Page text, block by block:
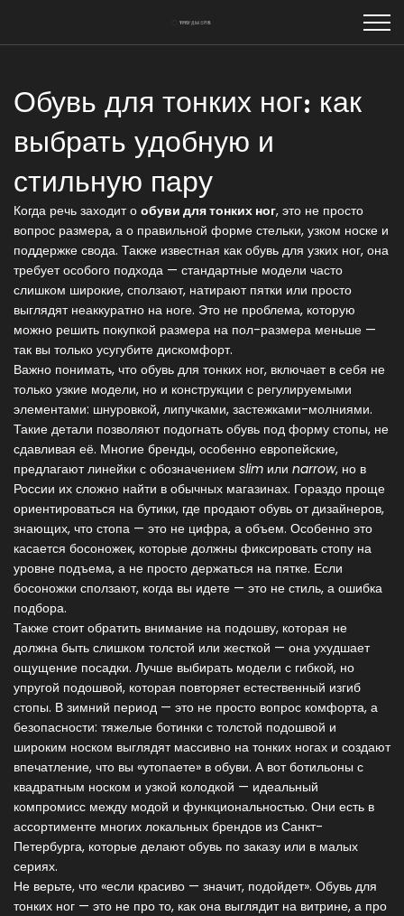
Обувь для тонких ног: как
выбрать удобную и
стильную пару
Когда речь заходит о обуви для тонких ног, это не просто
вопрос размера, а о правильной форме стельки, узком носке и
поддержке свода. Также известная как обувь для узких ног, она
требует особого подхода — стандартные модели часто
слишком широкие, сползают, натирают пятки или просто
выглядят неаккуратно на ноге. Это не проблема, которую
можно решить покупкой размера на пол-размера меньше —
так вы только усугубите дискомфорт.
Важно понимать, что обувь для тонких ног, включает в себя не
только узкие модели, но и конструкции с регулируемыми
элементами: шнуровкой, липучками, застежками-молниями.
Такие детали позволяют подогнать обувь под форму стопы, не
сдавливая её. Многие бренды, особенно европейские,
предлагают линейки с обозначением slim или narrow, но в
России их сложно найти в обычных магазинах. Гораздо проще
ориентироваться на бутики, где продают обувь от дизайнеров,
знающих, что стопа — это не цифра, а объем. Особенно это
касается босоножек, которые должны фиксировать стопу на
уровне подъема, а не просто держаться на пятке. Если
босоножки сползают, когда вы идете — это не стиль, а ошибка
подбора.
Также стоит обратить внимание на подошву, которая не
должна быть слишком толстой или жесткой — она ухудшает
ощущение посадки. Лучше выбирать модели с гибкой, но
упругой подошвой, которая повторяет естественный изгиб
стопы. В зимний период — это не просто вопрос комфорта, а
безопасности: тяжелые ботинки с толстой подошвой и
широким носком выглядят массивно на тонких ногах и создают
впечатление, что вы «утопаете» в обуви. А вот ботильоны с
квадратным носком и узкой колодкой — идеальный
компромисс между модой и функциональностью. Они есть в
ассортименте многих локальных брендов из Санкт-
Петербурга, которые делают обувь по заказу или в малых
сериях.
Не верьте, что «если красиво — значит, подойдет». Обувь для
тонких ног — это не про то, как она выглядит на витрине, а про